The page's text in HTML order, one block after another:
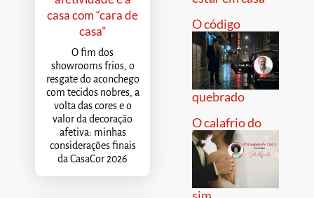
casa com “cara de
casa”
O fim dos
showrooms frios, o
resgate do aconchego
com tecidos nobres, a
volta das cores e o
valor da decoração
afetiva: minhas
considerações finais
da CasaCor 2026
O código
quebrado
O calafrio do
sim